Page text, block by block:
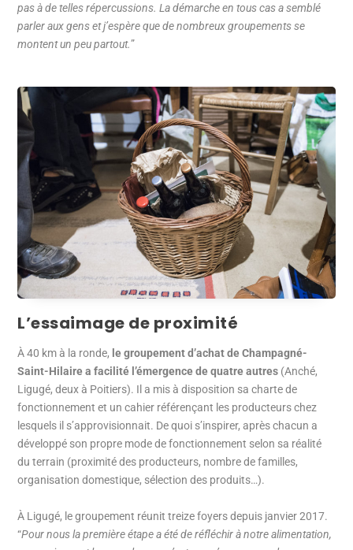
pas à de telles répercussions. La démarche en tous cas a semblé
parler aux gens et j’espère que de nombreux groupements se
montent un peu partout.”
L’essaimage de proximité
À 40 km à la ronde, le groupement d’achat de Champagné-
Saint-Hilaire a facilité l’émergence de quatre autres (Anché,
Ligugé, deux à Poitiers). Il a mis à disposition sa charte de
fonctionnement et un cahier référençant les producteurs chez
lesquels il s’approvisionnait. De quoi s’inspirer, après chacun a
développé son propre mode de fonctionnement selon sa réalité
du terrain (proximité des producteurs, nombre de familles,
organisation domestique, sélection des produits…).
À Ligugé, le groupement réunit treize foyers depuis janvier 2017.
“Pour nous la première étape a été de réfléchir à notre alimentation,